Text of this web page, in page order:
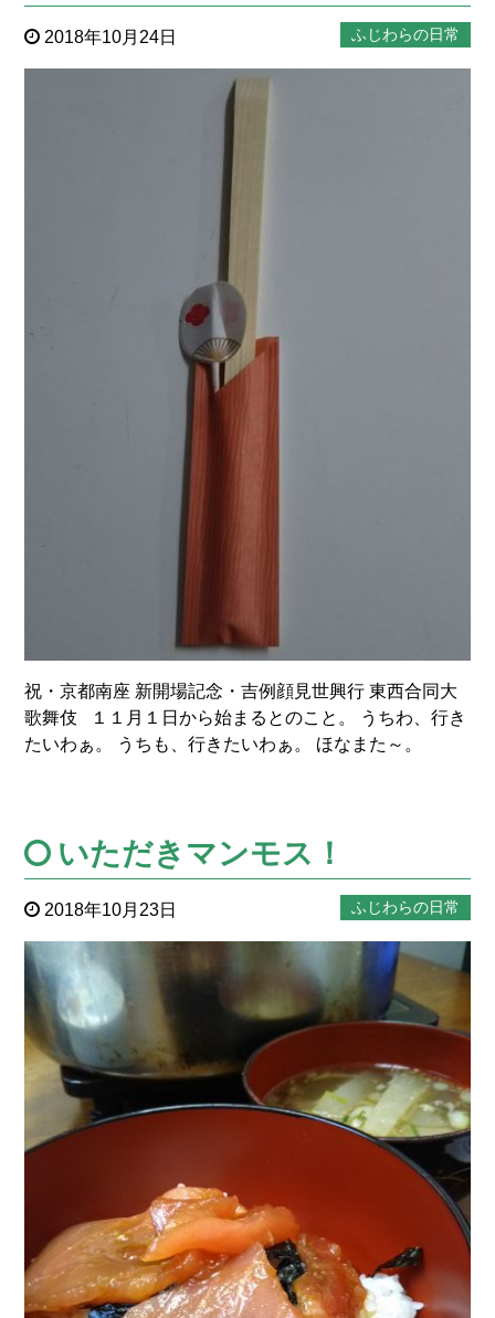
2018年10月24日 ふじわらの日常
祝・京都南座 新開場記念・吉例顔見世興行 東西合同大
歌舞伎 １１月１日から始まるとのこと。 うちわ、行き
たいわぁ。 うちも、行きたいわぁ。 ほなまた～。
いただきマンモス！
2018年10月23日 ふじわらの日常